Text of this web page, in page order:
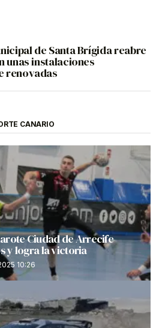
de Santa Brígida reabre
unas instalaciones
renovadas
CANARIO
Ciudad de Arrecife
y logra la victoria
10:26